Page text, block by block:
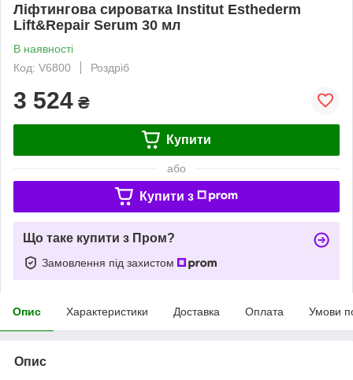
Ліфтингова сироватка Institut Esthederm
Lift&Repair Serum 30 мл
В наявності
Код: V6800
Роздріб
3 524 ₴
Купити
або
Купити з
Що таке купити з Пром?
Замовлення під захистом
Опис Характеристики Доставка Оплата Умови
Опис